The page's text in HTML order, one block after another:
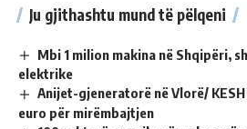
Ju gjithashtu mund të pëlqeni
Mbi 1 milion makina në Shqipëri,
elektrike
Anijet-gjeneratorë në Vlorë/
euro për mirëmbajtjen